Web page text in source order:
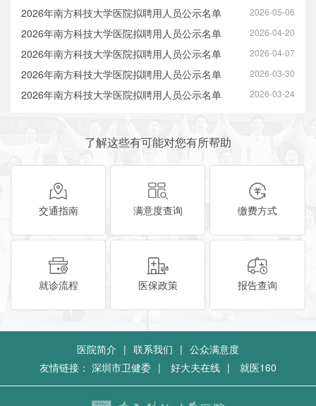
2026-05-06
2026年南方科技大学医院拟聘用人员公示名单
2026-04-20
2026年南方科技大学医院拟聘用人员公示名单
2026-04-07
2026年南方科技大学医院拟聘用人员公示名单
2026-03-30
2026年南方科技大学医院拟聘用人员公示名单
2026-03-24
2026年南方科技大学医院拟聘用人员公示名单
了解这些有可能对您有所帮助
交通指南 满意度查询 缴费方式
就诊流程 医保政策 报告查询
医院简介 | 联系我们 | 公众满意度
友情链接： 深圳市卫健委 | 好大夫在线 | 就医160